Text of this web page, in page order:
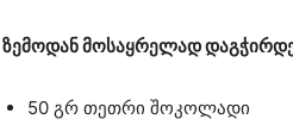
ზემოდან მოსაყრელად
50 გრ თეთრი შოკოლადი